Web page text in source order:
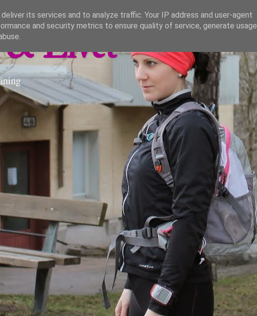
Livet
its services and to analyze traffic. Your IP address and user-agent
and security metrics to ensure quality of service, generate usage